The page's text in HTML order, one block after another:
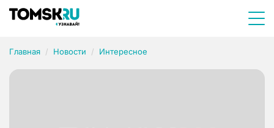
Главная Новости Интересное